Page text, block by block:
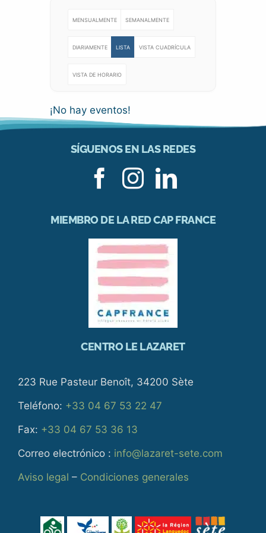
MENSUALMENTE SEMANALMENTE
DIARIAMENTE LISTA VISTA CUADRÍCULA
VISTA DE HORARIO
¡No hay eventos!
SÍGUENOS EN LAS REDES
MIEMBRO DE LA RED CAP FRANCE
CENTRO LE LAZARET
223 Rue Pasteur Benoît, 34200 Sète
Teléfono: +33 04 67 53 22 47
Fax: +33 04 67 53 36 13
Correo electrónico : info@lazaret-sete.com
Aviso legal – Condiciones generales